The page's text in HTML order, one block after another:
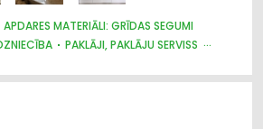
APDARES MATERIĀLI: GRĪDAS SEGUMI
PAKLĀJI, PAKLĀJU SERVISS
PRIEKŠMETI UN PAKALPOJUMI